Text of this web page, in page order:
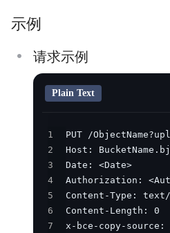
示例
请求示例
Plain Text
1
2
3
4
5
6
7